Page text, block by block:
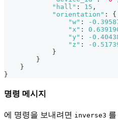
"hall" : 15 ,
"orientation" :
{
"w" : -
"x" :
"y" : -
"z" :
-
}
}
}
}
명령 메시지
에 명령을 보내려면 inverse3